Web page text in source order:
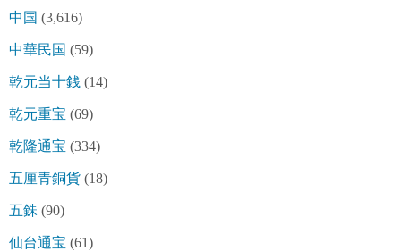
中国 (3,616)
中華民国 (59)
乾元当十銭 (14)
乾元重宝 (69)
乾隆通宝 (334)
五厘青銅貨 (18)
五銖 (90)
仙台通宝 (61)